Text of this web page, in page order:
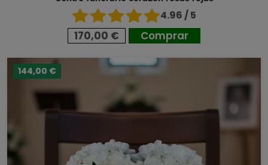
4.96 / 5
170,00 € Comprar
144,00 €